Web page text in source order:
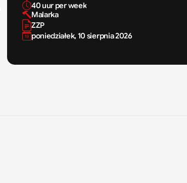
40 uur per week
Malarka
ZZP
poniedziałek, 10 sierpnia 2026